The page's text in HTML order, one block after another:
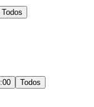
Todos
Todos